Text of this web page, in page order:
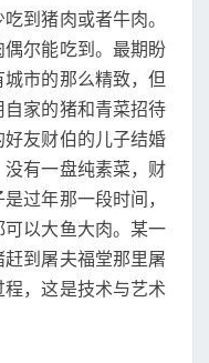
T
S到猪肉或者牛肉。
尔能吃到。最期盼
市的那么精致，但
家的猪和青菜招待
友财伯的儿子结婚
有一盘纯素菜，财
过年那一段时间，
以大鱼大肉。某一
到屠夫福堂那里屠
，这是技术与艺术